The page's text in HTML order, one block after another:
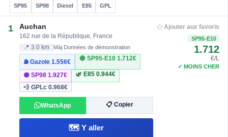
SP95 SP98 Diesel E85 GPL
1 Auchan
162 rue de la République, France
📍 3.0 km Màj Données de démonstration
⛽ Gazole1.556€
🔴 SP95-E10 1.712€
🟣 SP981.927€ 🌿 E85 0.944€
💨 GPLc0.968€
WhatsApp 📋 Copier
🗺️ Y aller
☆Ajouter aux favoris
SP95-E10
1.712
€/L
✓ MOINS CHER